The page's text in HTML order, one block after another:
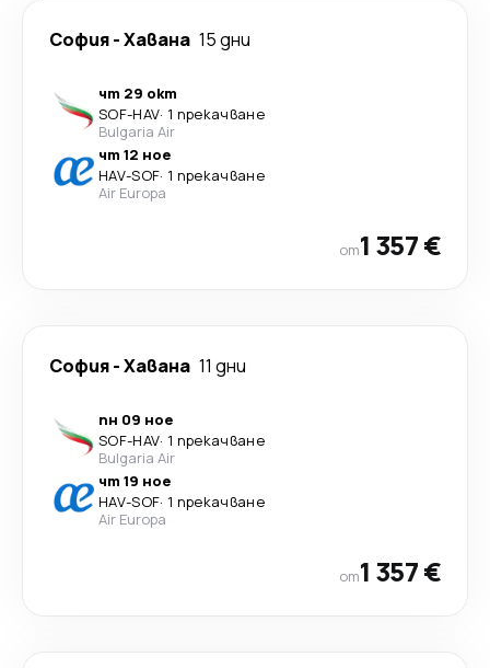
София-Хавана 15 дни
чт 29 окт
SOF-HAV· 1 прекачване
Bulgaria Air
чт 12 ное
HAV-SOF· 1 прекачване
Air Europa
от1 357 €
София-Хавана 11 дни
пн 09 ное
SOF-HAV· 1 прекачване
Bulgaria Air
чт 19 ное
HAV-SOF· 1 прекачване
Air Europa
от1 357 €